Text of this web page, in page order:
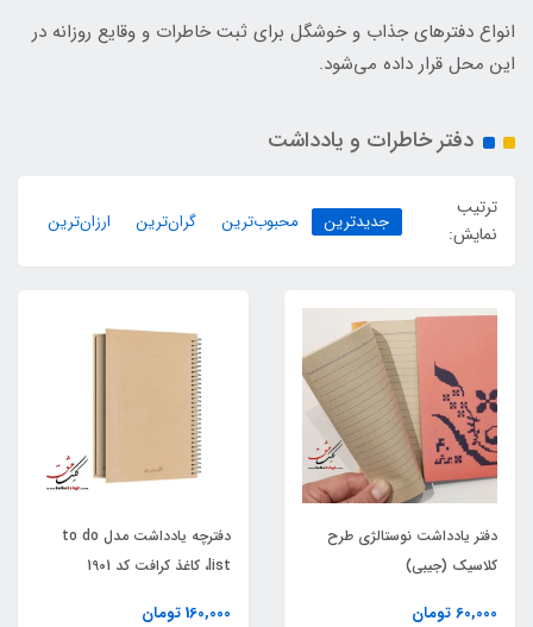
انواع دفترهای جذاب و خوشگل برای ثبت خاطرات و وقایع روزانه در
این محل قرار داده می‌شود.
دفتر خاطرات و یادداشت
ترتیب
نمایش:
جدیدترین محبوب‌ترین گران‌ترین ارزان‌ترین
دفتر یادداشت نوستالژی طرح
کلاسیک (جیبی)
60,000 تومان
دفترچه یادداشت مدل to do
list، کاغذ کرافت کد 1901
160,000 تومان